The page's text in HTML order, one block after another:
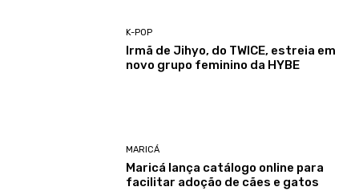
K-POP
Irmã de Jihyo, do TWICE, estreia em
novo grupo feminino da HYBE
MARICÁ
Maricá lança catálogo online para
facilitar adoção de cães e gatos